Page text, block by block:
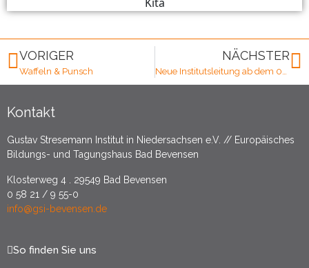
VORIGER
Waffeln & Punsch
NÄCHSTER
Neue Institutsleitung ab dem 01.01.2026
Kontakt
Gustav Stresemann Institut in Niedersachsen e.V. // Europäisches
Bildungs- und Tagungshaus Bad Bevensen
Klosterweg 4 . 29549 Bad Bevensen
0 58 21 / 9 55-0
info@gsi-bevensen.de
So finden Sie uns